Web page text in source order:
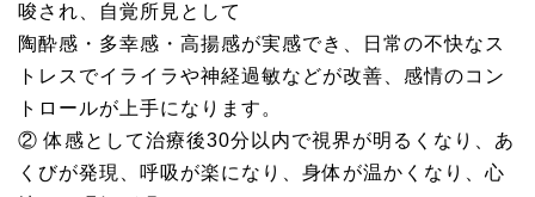
唆され、自覚所見として
陶酔感・多幸感・高揚感が実感でき、日常の不快なス
トレスでイライラや神経過敏などが改善、感情のコン
トロールが上手になります。
② 体感として治療後30分以内で視界が明るくなり、あ
くびが発現、呼吸が楽になり、身体が温かくなり、心